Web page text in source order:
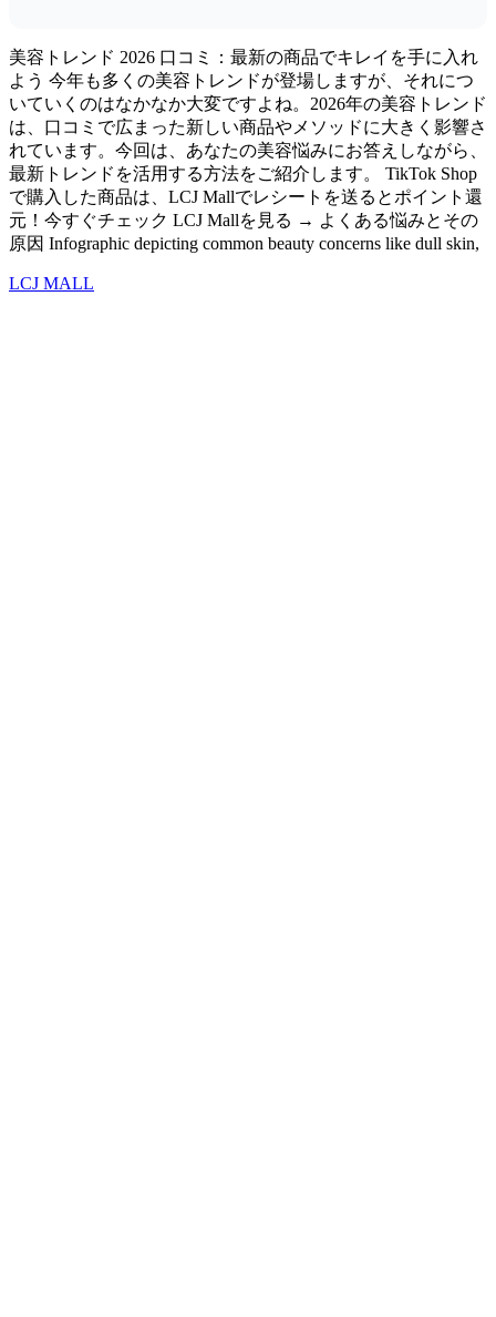
美容トレンド 2026 口コミ：最新の商品でキレイを手に入れ
よう 今年も多くの美容トレンドが登場しますが、それにつ
いていくのはなかなか大変ですよね。2026年の美容トレンド
は、口コミで広まった新しい商品やメソッドに大きく影響さ
れています。今回は、あなたの美容悩みにお答えしながら、
最新トレンドを活用する方法をご紹介します。 TikTok Shop
で購入した商品は、LCJ Mallでレシートを送るとポイント還
元！今すぐチェック LCJ Mallを見る → よくある悩みとその
原因 Infographic depicting common beauty concerns like dull skin,
LCJ MALL